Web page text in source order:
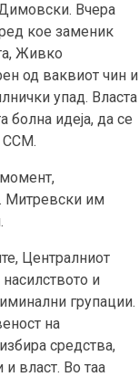
Вчерa
кое заменик
Живко
од ваквиот чин и
упад. Власта
болна идеја, да се
ССМ.
Митревски им
Централниот
и
групации.
на
средства,
власт. Во таа